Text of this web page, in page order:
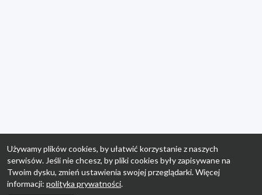
Używamy plików cookies, by ułatwić korzystanie z naszych
serwisów. Jeśli nie chcesz, by pliki cookies były zapisywane na
Twoim dysku, zmień ustawienia swojej przeglądarki. Więcej
informacji: polityka prywatności.